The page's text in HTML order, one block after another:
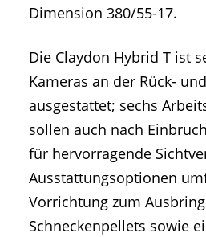
Dimension 380/55-17.
Die Claydon Hybrid T ist
Kameras an der Rück-
ausgestattet; sechs
sollen auch nach
für hervorragende
Ausstattungsoptionen
Vorrichtung zum
Schneckenpellets sowie